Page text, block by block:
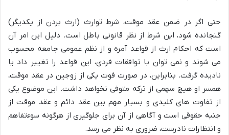
حتی اگر در ضمن عقد موقت، شرط توارث (ارث بردن از یکدیگر)
گنجانده شود، این شرط از نظر قانونی باطل است. دلیل این امر آن
است که احکام ارث از قواعد آمره و از نظم عمومی جامعه محسوب
می شوند و نمی توان با توافقات فردی، این قواعد را تغییر داد یا
نادیده گرفت. بنابراین، در صورت فوت یکی از زوجین در عقد موقت،
همسر او هیچ سهمی از ترکه متوفی نخواهد داشت. این موضوع یکی
از تفاوت های کلیدی و بسیار مهم بین عقد دائم و عقد موقت از
جنبه حقوقی است و آگاهی از آن برای جلوگیری از هرگونه سوءتفاهم
و انتظارات نادرست، ضروری به نظر می رسد.